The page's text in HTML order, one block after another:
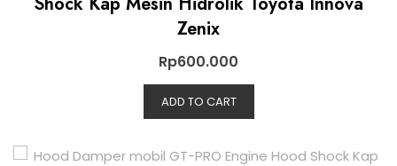
Zenix
Rp600.000
ADD TO CART